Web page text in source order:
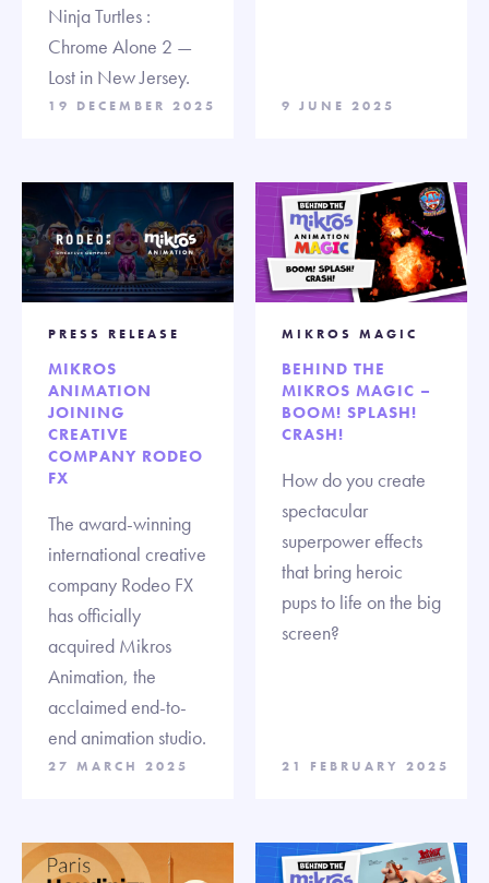
Ninja Turtles :
Chrome Alone 2 —
Lost in New Jersey.
19 DECEMBER 2025 9 JUNE 2025
PRESS RELEASE
MIKROS
ANIMATION
JOINING
CREATIVE
COMPANY RODEO
FX
The award-winning
international creative
company Rodeo FX
has officially
acquired Mikros
Animation, the
acclaimed end-to-
end animation studio.
27 MARCH 2025
MIKROS MAGIC
BEHIND THE
MIKROS MAGIC –
BOOM! SPLASH!
CRASH!
How do you create
spectacular
superpower effects
that bring heroic
pups to life on the big
screen?
21 FEBRUARY 2025